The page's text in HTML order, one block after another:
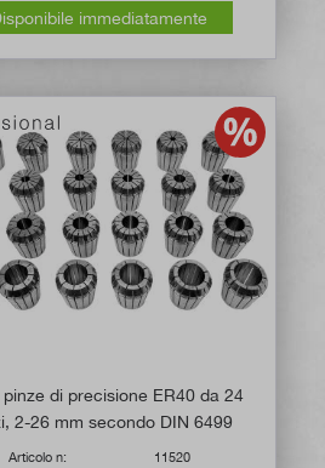
immediatamente
di precisione ER40 da 24
2-26 mm secondo DIN 6499
Articolo n: 11520